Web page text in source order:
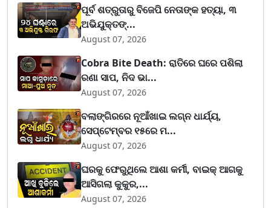
ପୂର୍ବ ଶତ୍ରୁତାରୁ ବିଜେପି ନେତାଙ୍କ ହତ୍ୟା, ୩
ଅଭିଯୁକ୍ତଙ୍...
August 07, 2026
Cobra Bite Death: ରାତିରେ ଘରେ ପଶିଲା
ରଣା ସାପ, ନିଦ ଭା...
August 07, 2026
ବଲାଙ୍ଗିରରେ ନୂଆଁଖାଇ ଲଗ୍ନ ଧାର୍ଯ୍ୟ,
ସେପ୍ଟେମ୍ବର ୧୫ରେ ମ...
August 07, 2026
ଘରକୁ ଫେରୁଥିଲେ ଆଶା କର୍ମୀ, ବାଇକ୍ ଆଗକୁ
ଆସିଗଲା କୁକୁର,...
August 07, 2026